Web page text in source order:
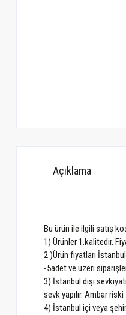
Açıklama
Bu ürün ile ilgili satış
1) Ürünler 1.kalitedir.
2 )Ürün fiyatları
-5adet ve üzeri
3) İstanbul dışı
sevk yapılır. Ambar
4) İstanbul içi veya